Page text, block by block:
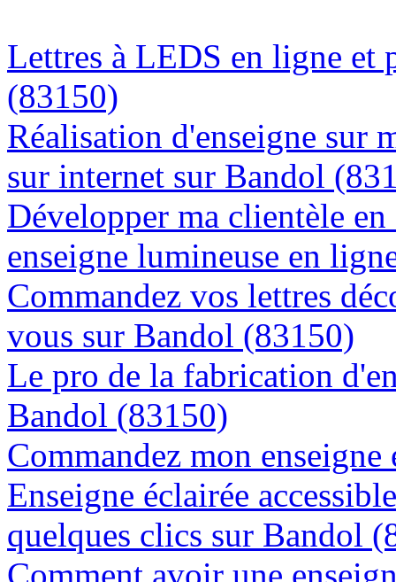
Lettres à LEDS en ligne et
(83150)
Réalisation d'enseigne sur
sur internet sur Bandol
Développer ma clientèle
enseigne lumineuse en
Commandez vos lettres
vous sur Bandol (83150)
Le pro de la fabrication
Bandol (83150)
Commandez mon
Enseigne éclairée
quelques clics sur Bandol
Comment avoir une